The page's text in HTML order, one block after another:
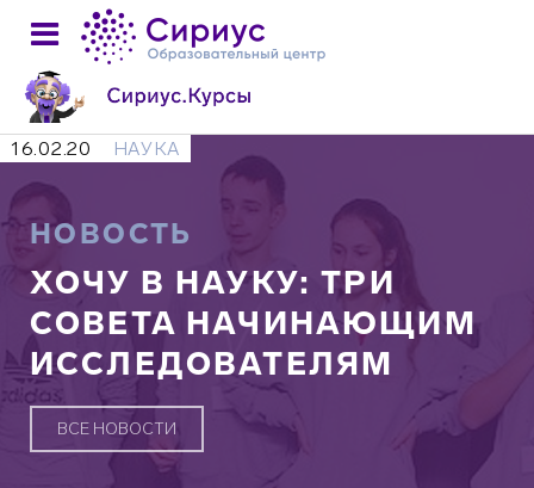
16.02.20 НАУКА
НОВОСТЬ
ХОЧУ В НАУКУ: ТРИ
СОВЕТА НАЧИНАЮЩИМ
ИССЛЕДОВАТЕЛЯМ
ВСЕ НОВОСТИ